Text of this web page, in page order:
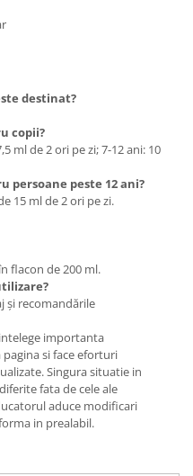
destinat?
copii?
ml de 2 ori pe zi; 7-12 ani: 10
persoane peste 12 ani?
15 ml de 2 ori pe zi.
flacon de 200 ml.
și recomandările
importanta
si face eforturi
Singura situatie in
fata de cele ale
aduce modificari
in prealabil.